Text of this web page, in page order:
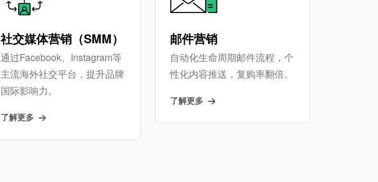
社交媒体营销（SMM）
通过Facebook、Instagram等
主流海外社交平台，提升品牌
国际影响力。
了解更多
邮件营销
自动化生命周期邮件流程，个
性化内容推送，复购率翻倍。
了解更多